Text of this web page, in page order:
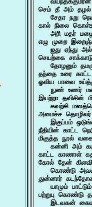
செம் தீ அம்
சேதா நறு
கால் நிலை
அரி மதர்
எழு முறை
ஐது ஏந்து
செயற்கை
தோழனும்
தந்தை உரை
ஓவிய பாவை
நுண் உணர்
இயற்றா தவிசின்
கவற்சி
அமைச்ச தொழிலர்
இகுப்பம்
நீதியின் காட்ட
மிகுத்த நூல்
கன்னி அம்
காட்ட காணாள்
கோல் தேன் கிளவி
கொண்டு
துன்னார்
யாமும்
பற்றுபு கொண்டு
இடவகன்